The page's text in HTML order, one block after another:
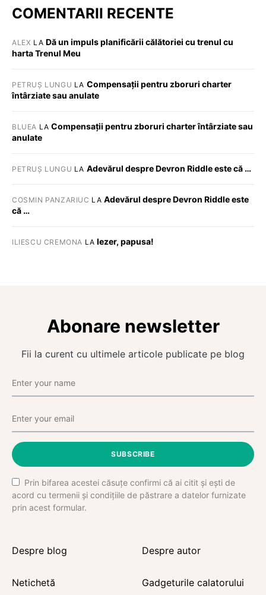
COMENTARII RECENTE
ALEX LA Dă un impuls planificării călătoriei cu trenul cu
harta Trenul Meu
PETRUȘ LUNGU LA Compensații pentru zboruri charter
întârziate sau anulate
BLUEA LACompensații pentru zboruri charter întârziate sau
anulate
PETRUȘ LUNGU LA Adevărul despre Devron Riddle este că …
COSMIN PANZARIUC LA Adevărul despre Devron Riddle este
că …
ILIESCU CREMONA LA Iezer, papusa!
Abonare newsletter
Fii la curent cu ultimele articole publicate pe blog
SUBSCRIBE
Prin bifarea acestei căsuțe confirmi că ai citit și ești de
acord cu termenii și condițiile de păstrare a datelor furnizate
prin acest formular.
Despre blog Despre autor
Netichetă Gadgeturile calatorului